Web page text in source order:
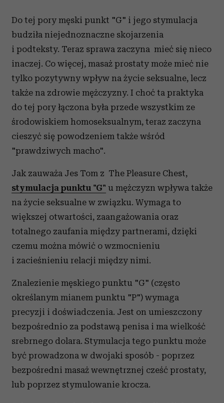
Do tej pory męski punkt "G" i jego stymulacja
budziła niejednoznaczne skojarzenia
i podteksty. Teraz sprawa zaczyna mieć się nieco
inaczej. Co więcej, masaż prostaty może mieć nie
tylko pozytywny wpływ na życie seksualne, lecz
także na zdrowie mężczyzny. I choć ta praktyka
do tej pory łączona była przede wszystkim ze
środowiskiem homoseksualnym, teraz zaczyna
cieszyć się powodzeniem także wśród
"prawdziwych macho".
Jak zauważa Jes Tom z The Pleasure Chest,
stymulacja punktu "G" u mężczyzn wpływa także
na życie seksualne w związku. Wymaga to
większej otwartości, zaangażowania oraz
totalnego zaufania między partnerami, dzięki
czemu można mówić o wzmocnieniu
i zacieśnieniu relacji między nimi.
Znalezienie męskiego punktu "G" (często
określanym mianem punktu "P") wymaga
precyzji i doświadczenia. Jest on umieszczony
bezpośrednio za podstawą penisa i ma wielkość
srebrnego dolara. Stymulacja tego punktu może
być prowadzona w dwojaki sposób - poprzez
bezpośredni masaż wewnętrznej cześć prostaty,
lub poprzez stymulowanie krocza.